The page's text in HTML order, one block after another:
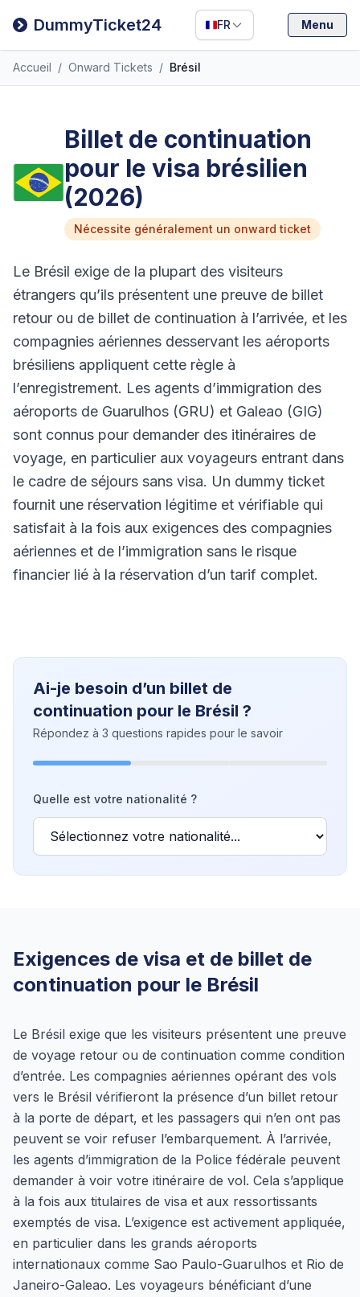
DummyTicket24 FR
Filipino
Deutsch
Menu
Accueil / Onward Tickets / Brésil
Billet de continuation
pour le visa brésilien
(2026)
Nécessite généralement un onward ticket
Le Brésil exige de la plupart des visiteurs
étrangers qu’ils présentent une preuve de billet
retour ou de billet de continuation à l’arrivée, et les
compagnies aériennes desservant les aéroports
brésiliens appliquent cette règle à
l’enregistrement. Les agents d’immigration des
aéroports de Guarulhos (GRU) et Galeao (GIG)
sont connus pour demander des itinéraires de
voyage, en particulier aux voyageurs entrant dans
le cadre de séjours sans visa. Un dummy ticket
fournit une réservation légitime et vérifiable qui
satisfait à la fois aux exigences des compagnies
aériennes et de l’immigration sans le risque
financier lié à la réservation d’un tarif complet.
Ai-je besoin d’un billet de
continuation pour le Brésil ?
Répondez à 3 questions rapides pour le savoir
Quelle est votre nationalité ?
Exigences de visa et de billet de
continuation pour le Brésil
Le Brésil exige que les visiteurs présentent une preuve
de voyage retour ou de continuation comme condition
d’entrée. Les compagnies aériennes opérant des vols
vers le Brésil vérifieront la présence d’un billet retour
à la porte de départ, et les passagers qui n’en ont pas
peuvent se voir refuser l’embarquement. À l’arrivée,
les agents d’immigration de la Police fédérale peuvent
demander à voir votre itinéraire de vol. Cela s’applique
à la fois aux titulaires de visa et aux ressortissants
exemptés de visa. L’exigence est activement appliquée,
en particulier dans les grands aéroports
internationaux comme Sao Paulo-Guarulhos et Rio de
Janeiro-Galeao. Les voyageurs bénéficiant d’une